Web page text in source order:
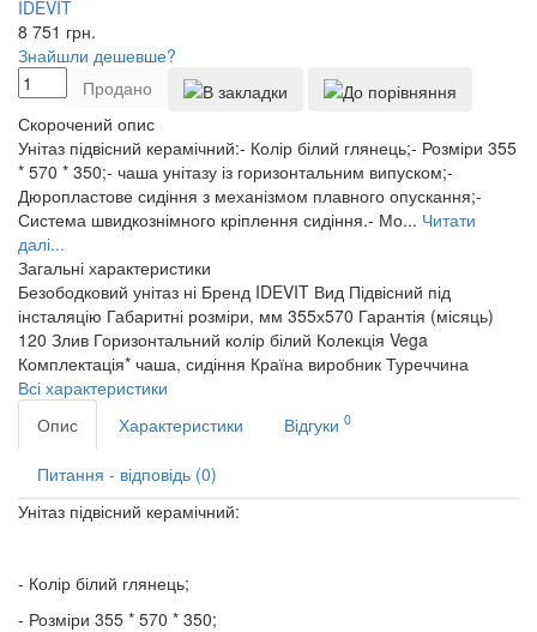
IDEVIT
8 751 грн.
Знайшли дешевше?
Продано
Скорочений опис
Унітаз підвісний керамічний:- Колір білий глянець;- Розміри 355
* 570 * 350;- чаша унітазу із горизонтальним випуском;-
Дюропластове сидіння з механізмом плавного опускання;-
Система швидкознімного кріплення сидіння.- Мо... Читати
далі...
Загальні характеристики
Безободковий унітаз ні Бренд IDEVIT Вид Підвісний під
інсталяцію Габаритні розміри, мм 355х570 Гарантія (місяць)
120 Злив Горизонтальний колір білий Колекція Vega
Комплектація* чаша, сидіння Країна виробник Туреччина
Всі характеристики
Опис
Характеристики Відгуки 0
Питання - відповідь (0)
Унітаз підвісний керамічний:
- Колір білий глянець;
- Розміри 355 * 570 * 350;